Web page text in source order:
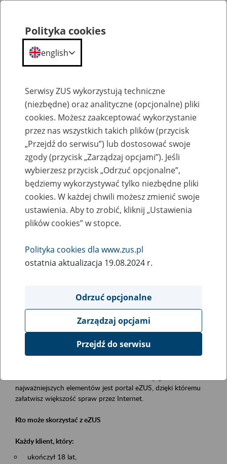
Szkolenia
Zaproś ZUS do siebie - zakładanie profili
eZUS w siedzibie Twojej firmy
Rodzaj wydarzenia
Szkolenia
obsługa klientów
Event description
Platforma Usług Elektronicznych eZUS
najważniejszych elementów jest portal eZUS, dzięki któremu
załatwisz większość spraw przez Internet.
Kto może skorzystać z eZUS
Każdy klient, który:
ukończył 18 lat,
Polityka cookies
english
Serwisy ZUS wykorzystują techniczne
(niezbędne) oraz analityczne (opcjonalne) pliki
cookies. Możesz zaakceptować wykorzystanie
przez nas wszystkich takich plików (przycisk
„Przejdź do serwisu”) lub dostosować swoje
zgody (przycisk „Zarządzaj opcjami”). Jeśli
wybierzesz przycisk „Odrzuć opcjonalne”,
będziemy wykorzystywać tylko niezbędne pliki
cookies. W każdej chwili możesz zmienić swoje
ustawienia. Aby to zrobić, kliknij „Ustawienia
plików cookies” w stopce.
Polityka cookies dla www.zus.pl
ostatnia aktualizacja 19.08.2024 r.
Odrzuć opcjonalne
Zarządzaj opcjami
Przejdź do serwisu